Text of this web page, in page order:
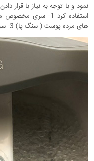
نمود و با توجه به نیاز با قرار
های مرده پوست ( سنگ پا) 3- سری مخصوص فرچه تمیز کردن پا